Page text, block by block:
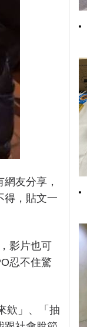
友分享，
得，貼文一
影片也可
忍不住驚
欸」、「抽